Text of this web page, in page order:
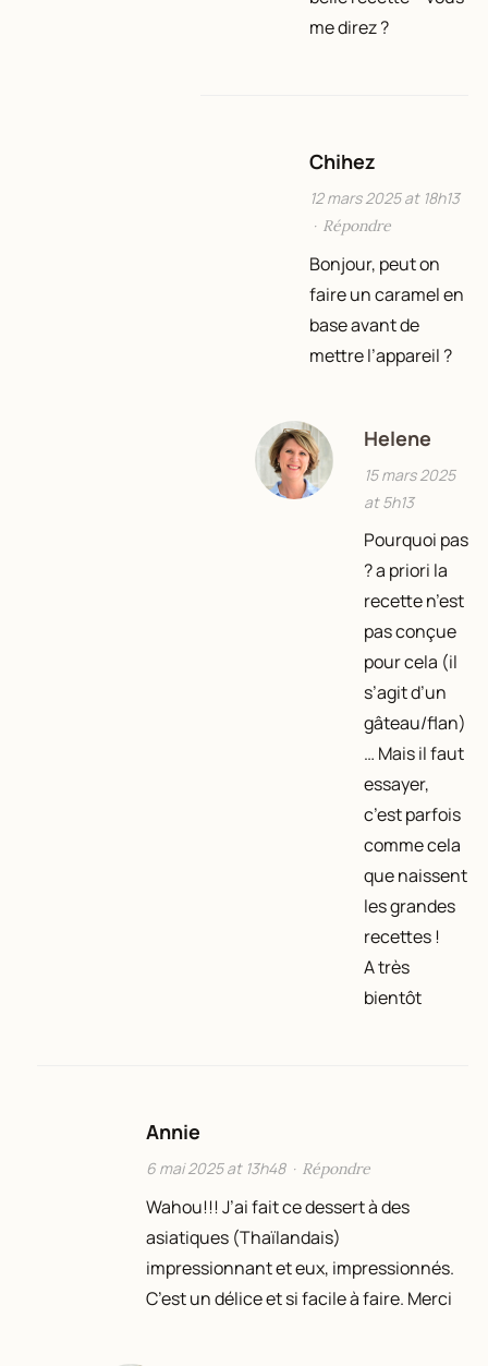
me direz ?
Chihez
12 mars 2025 at 18h13
· Répondre
Bonjour, peut on
faire un caramel en
base avant de
mettre l’appareil ?
Helene
15 mars 2025
at 5h13
Pourquoi pas
? a priori la
recette n’est
pas conçue
pour cela (il
s’agit d’un
gâteau/flan)
… Mais il faut
essayer,
c’est parfois
comme cela
que naissent
les grandes
recettes !
A très
bientôt
Annie
6 mai 2025 at 13h48· Répondre
Wahou!!! J’ai fait ce dessert à des
asiatiques (Thaïlandais)
impressionnant et eux, impressionnés.
C’est un délice et si facile à faire. Merci